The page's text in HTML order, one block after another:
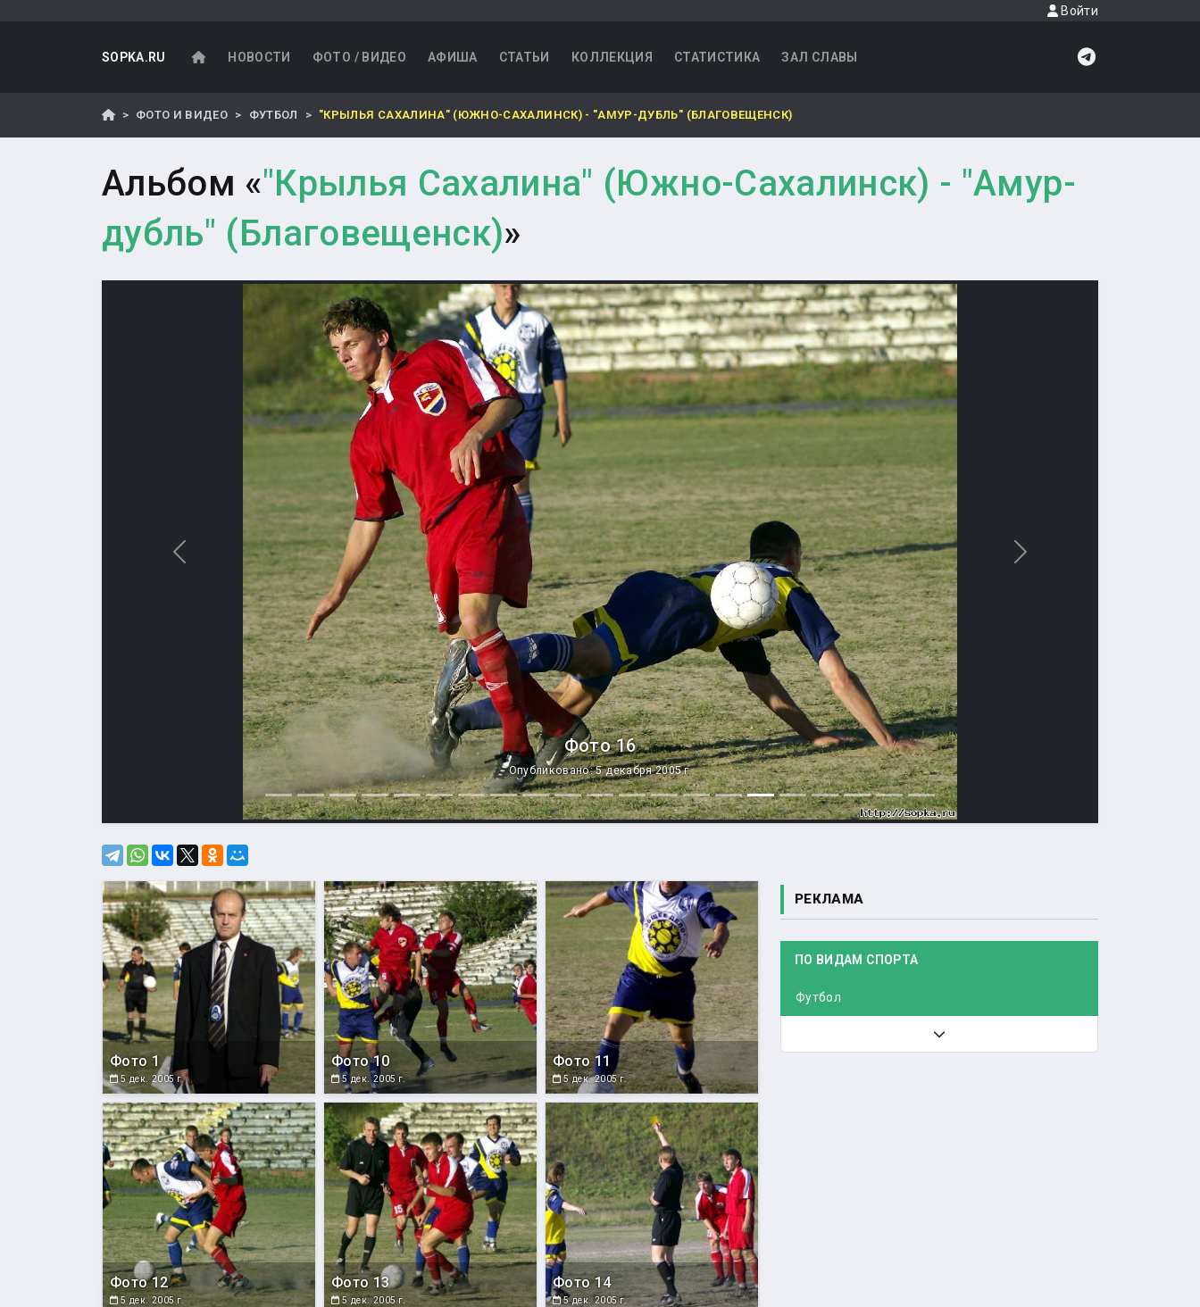
Войти
SOPKA.RU НОВОСТИ ФОТО / ВИДЕО АФИША СТАТЬИ КОЛЛЕКЦИЯ СТАТИСТИКА ЗАЛ СЛАВЫ
ФОТО И ВИДЕО ФУТБОЛ "КРЫЛЬЯ САХАЛИНА" (ЮЖНО-САХАЛИНСК) - "АМУР-ДУБЛЬ" (БЛАГОВЕЩЕНСК)
Альбом «"Крылья Сахалина" (Южно-Сахалинск) - "Амур-
дубль" (Благовещенск)»
Фото 16
Опубликовано: 5 декабря 2005 г.
Назад Вперед
Фото 1
5 дек. 2005 г.
Фото 10
5 дек. 2005 г.
Фото 11
5 дек. 2005 г.
Фото 12
5 дек. 2005 г.
Фото 13
5 дек. 2005 г.
Фото 14
5 дек. 2005 г.
РЕКЛАМА
ПО ВИДАМ СПОРТА
Футбол